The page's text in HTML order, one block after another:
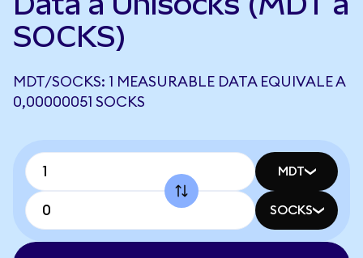
SOCKS)
MDT/SOCKS: 1 MEASURABLE DATA EQUIVALE A
0,00000051 SOCKS
MDT
SOCKS